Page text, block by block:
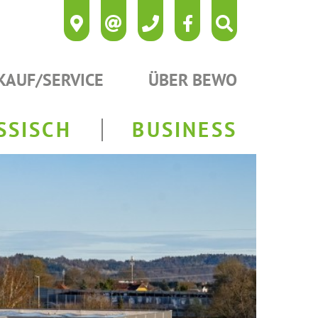
SERVICE ÜBER BEWO
BUSINESS